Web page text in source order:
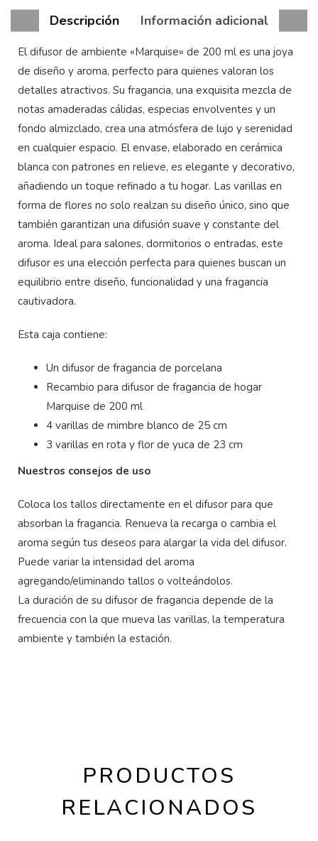
Descripción Información adicional
El difusor de ambiente «Marquise» de 200 ml es una joya
de diseño y aroma, perfecto para quienes valoran los
detalles atractivos. Su fragancia, una exquisita mezcla de
notas amaderadas cálidas, especias envolventes y un
fondo almizclado, crea una atmósfera de lujo y serenidad
en cualquier espacio. El envase, elaborado en cerámica
blanca con patrones en relieve, es elegante y decorativo,
añadiendo un toque refinado a tu hogar. Las varillas en
forma de flores no solo realzan su diseño único, sino que
también garantizan una difusión suave y constante del
aroma. Ideal para salones, dormitorios o entradas, este
difusor es una elección perfecta para quienes buscan un
equilibrio entre diseño, funcionalidad y una fragancia
cautivadora.
Esta caja contiene:
Un difusor de fragancia de porcelana
Recambio para difusor de fragancia de hogar
Marquise de 200 ml
4 varillas de mimbre blanco de 25 cm
3 varillas en rota y flor de yuca de 23 cm
Nuestros consejos de uso
Coloca los tallos directamente en el difusor para que
absorban la fragancia. Renueva la recarga o cambia el
aroma según tus deseos para alargar la vida del difusor.
Puede variar la intensidad del aroma
agregando/eliminando tallos o volteándolos.
La duración de su difusor de fragancia depende de la
frecuencia con la que mueva las varillas, la temperatura
ambiente y también la estación.
PRODUCTOS
RELACIONADOS